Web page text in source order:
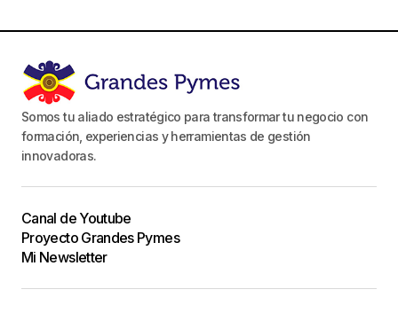
Somos tu aliado estratégico para transformar tu negocio con
formación, experiencias y herramientas de gestión
innovadoras.
Canal de Youtube
Proyecto Grandes Pymes
Mi Newsletter